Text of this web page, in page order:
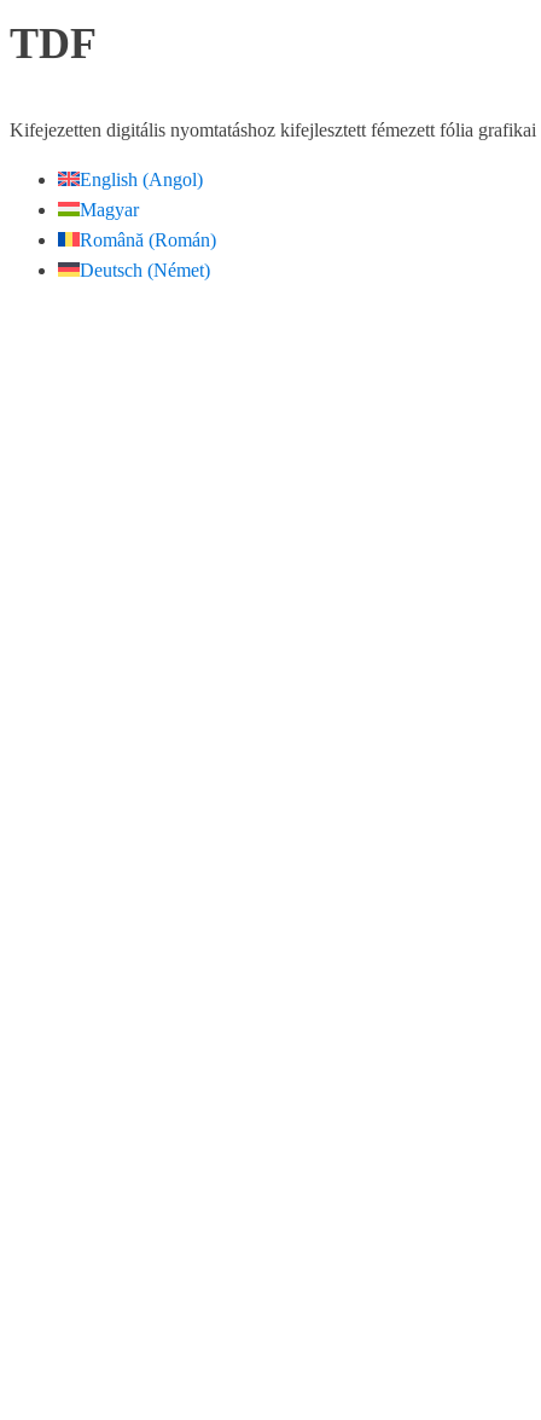
TDF
Kifejezetten digitális nyomtatáshoz kifejlesztett fémezett fólia
English (Angol)
Magyar
Română (Román)
Deutsch (Német)